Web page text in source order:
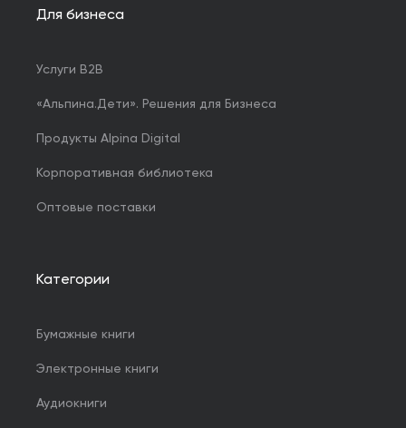
Для бизнеса
Услуги B2B
«Альпина.Дети». Решения для Бизнеса
Продукты Alpina Digital
Корпоративная библиотека
Оптовые поставки
Категории
Бумажные книги
Электронные книги
Аудиокниги